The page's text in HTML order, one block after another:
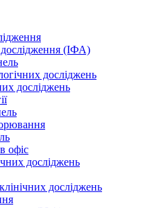
(ІФА)
досліджень
досліджень
офіс
досліджень
досліджень